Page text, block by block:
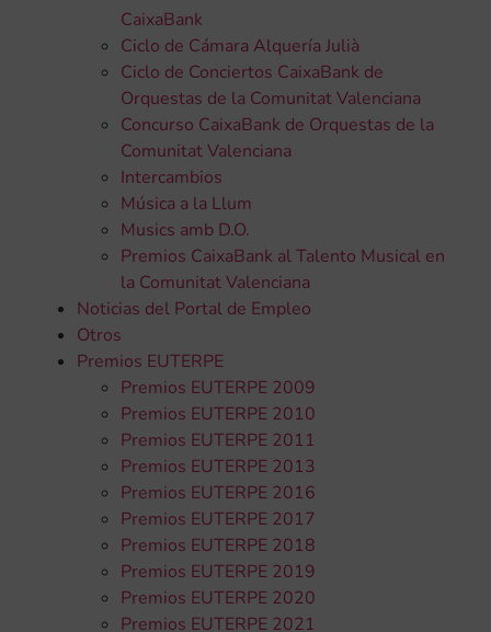
CaixaBank
Ciclo de Cámara Alquería Julià
Ciclo de Conciertos CaixaBank de
Orquestas de la Comunitat Valenciana
Concurso CaixaBank de Orquestas de la
Comunitat Valenciana
Intercambios
Música a la Llum
Musics amb D.O.
Premios CaixaBank al Talento Musical en
la Comunitat Valenciana
Noticias del Portal de Empleo
Otros
Premios EUTERPE
Premios EUTERPE 2009
Premios EUTERPE 2010
Premios EUTERPE 2011
Premios EUTERPE 2013
Premios EUTERPE 2016
Premios EUTERPE 2017
Premios EUTERPE 2018
Premios EUTERPE 2019
Premios EUTERPE 2020
Premios EUTERPE 2021